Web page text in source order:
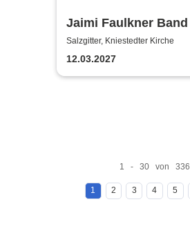
Jaimi Faulkner Band |
Kniestedter Kirche
Salzgitter, Kniestedter Kirche
12.03.2027
1 - 30 von 336
1 2 3 4 5